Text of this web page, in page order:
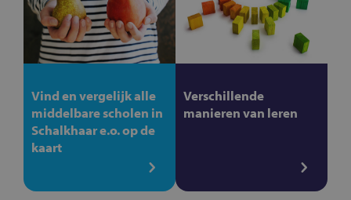
Vind en vergelijk alle
middelbare scholen in
Schalkhaar e.o. op de
kaart
Verschillende
manieren van leren